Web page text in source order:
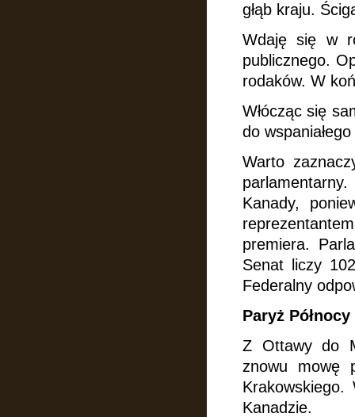
głąb kraju.
Wdaję się w
publicznego.
rodaków. W
Włócząc się
do
Warto
Kanady,
premiera.
Senat liczy
Federalny
Paryż Północy
Z Ottawy do
znowu mowę
Kanadzie.